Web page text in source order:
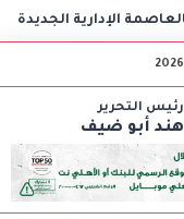
رئيس التحرير
هند أبو ضيف